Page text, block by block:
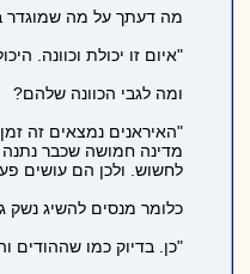
מה דעתך על מה שמוגדר
"איום זו יכולת וכוונה.
ומה לגבי הכוונה שלהם?
"האיראנים נמצאים זה
מדינה חמושה שכבר נתנה
לחשוש. ולכן הם עושים
כלומר מנסים להשיג נשק
"כן. בדיוק כמו שההודים